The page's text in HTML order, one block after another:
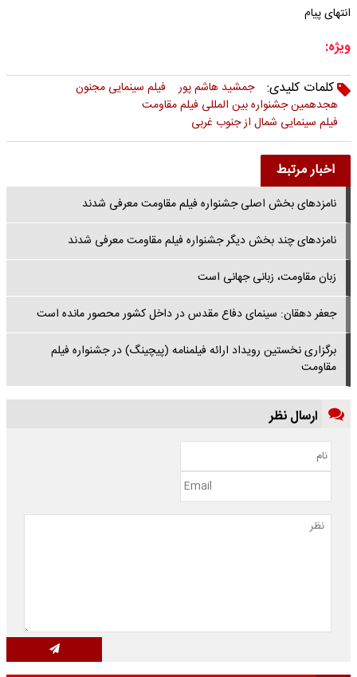
انتهای پیام
ویژه:
کلمات کلیدی:
جمشید هاشم پور
فیلم سینمایی مجنون
هجدهمین جشنواره بین المللی فیلم مقاومت
فیلم سینمایی شمال از جنوب غربی
اخبار مرتبط
نامزدهای بخش اصلی جشنواره فیلم مقاومت معرفی شدند
نامزدهای چند بخش دیگر جشنواره فیلم مقاومت معرفی شدند
زبان مقاومت، زبانی جهانی است
جعفر دهقان: سینمای دفاع مقدس در داخل کشور محصور مانده است
برگزاری نخستین رویداد ارائه فیلمنامه (پیچینگ) در جشنواره فیلم
مقاومت
ارسال نظر